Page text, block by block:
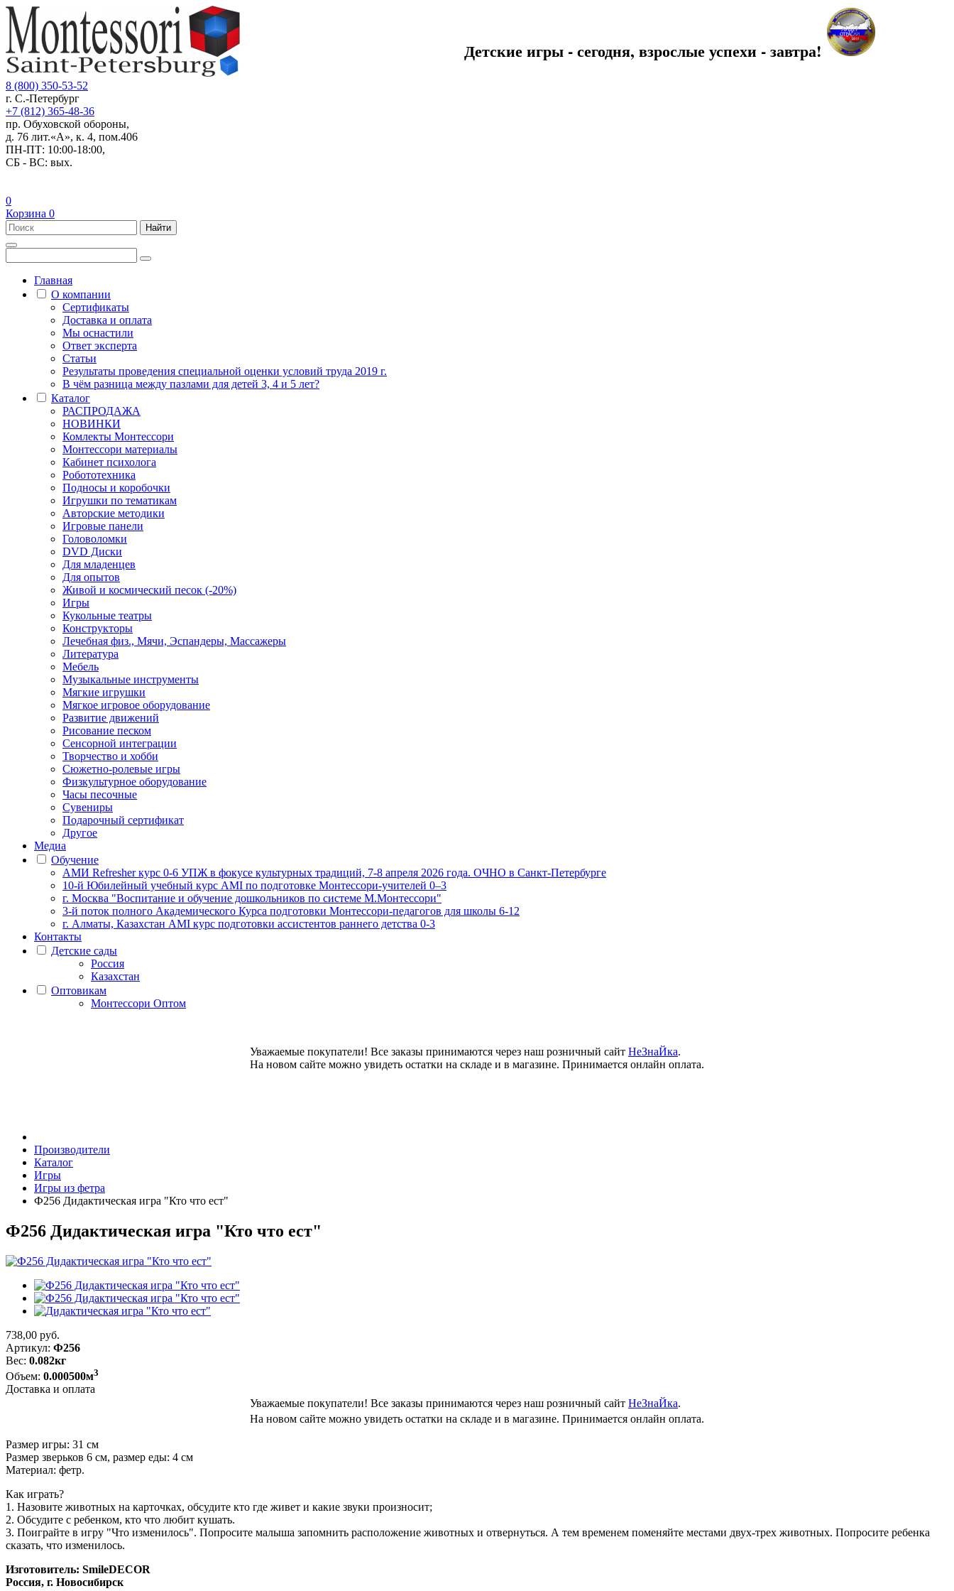
8 (800) 350-53-52
г. С.-Петербург
+7 (812) 365-48-36
пр. Обуховской обороны,
д. 76 лит.«А», к. 4, пом.406
ПН-ПТ: 10:00-18:00,
СБ - ВС: вых.
Детские игры - сегодня, взрослые успехи - завтра!
0
Корзина 0
Найти
Главная
О компании
Сертификаты
Доставка и оплата
Мы оснастили
Ответ эксперта
Статьи
Результаты проведения специальной оценки условий труда 2019 г.
В чём разница между пазлами для детей 3, 4 и 5 лет?
Каталог
РАСПРОДАЖА
НОВИНКИ
Комлекты Монтессори
Монтессори материалы
Кабинет психолога
Робототехника
Подносы и коробочки
Игрушки по тематикам
Авторские методики
Игровые панели
Головоломки
DVD Диски
Для младенцев
Для опытов
Живой и космический песок (-20%)
Игры
Кукольные театры
Конструкторы
Лечебная физ., Мячи, Эспандеры, Массажеры
Литература
Мебель
Музыкальные инструменты
Мягкие игрушки
Мягкое игровое оборудование
Развитие движений
Рисование песком
Сенсорной интеграции
Творчество и хобби
Сюжетно-ролевые игры
Физкультурное оборудование
Часы песочные
Сувениры
Подарочный сертификат
Другое
Медиа
Обучение
АМИ Refresher курс 0-6 УПЖ в фокусе культурных традиций, 7-8 апреля 2026 года. ОЧНО в Санкт-Петербурге
10-й Юбилейный учебный курс AMI по подготовке Монтессори-учителей 0–3
г. Москва "Воспитание и обучение дошкольников по системе М.Монтессори"
3-й поток полного Академического Курса подготовки Монтессори-педагогов для школы 6-12
г. Алматы, Казахстан AMI курс подготовки ассистентов раннего детства 0-3
Контакты
Детские сады
Россия
Казахстан
Оптовикам
Монтессори Оптом
Уважаемые покупатели! Все заказы принимаются через наш розничный сайт НеЗнаЙка.
На новом сайте можно увидеть остатки на складе и в магазине. Принимается онлайн оплата.
Производители
Каталог
Игры
Игры из фетра
Ф256 Дидактическая игра "Кто что ест"
Ф256 Дидактическая игра "Кто что ест"
738,00 руб.
Артикул: Ф256
Вес: 0.082кг
Объем: 0.000500м3
Доставка и оплата
Уважаемые покупатели! Все заказы принимаются через наш розничный сайт НеЗнаЙка.
На новом сайте можно увидеть остатки на складе и в магазине. Принимается онлайн оплата.
Размер игры: 31 см
Размер зверьков 6 см, размер еды: 4 см
Материал: фетр.
Как играть?
1. Назовите животных на карточках, обсудите кто где живет и какие звуки произносит;
2. Обсудите с ребенком, кто что любит кушать.
3. Поиграйте в игру "Что изменилось". Попросите малыша запомнить расположение животных и отвернуться. А тем временем поменяйте местами двух-трех животных. Попросите ребенка
сказать, что изменилось.
Изготовитель: SmileDECOR
Россия, г. Новосибирск